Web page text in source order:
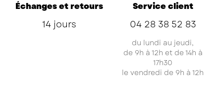
Échanges et retours
14 jours
Service client
04 28 38 52 83
du lundi au jeudi,
de 9h à 12h et de 14h à
17h30
le vendredi de 9h à 12h